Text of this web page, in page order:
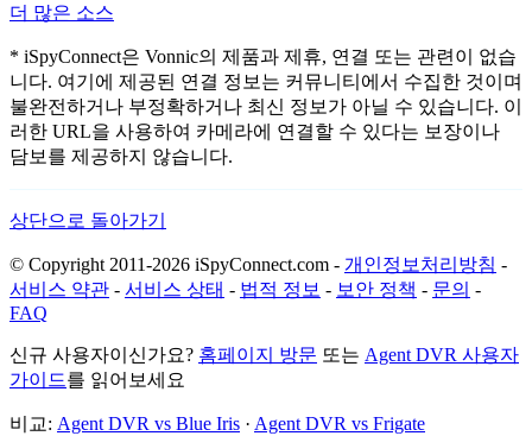
더 많은 소스
* iSpyConnect은 Vonnic의 제품과 제휴, 연결 또는 관련이 없습
니다. 여기에 제공된 연결 정보는 커뮤니티에서 수집한 것이며
불완전하거나 부정확하거나 최신 정보가 아닐 수 있습니다. 이
러한 URL을 사용하여 카메라에 연결할 수 있다는 보장이나
담보를 제공하지 않습니다.
상단으로 돌아가기
© Copyright 2011-2026 iSpyConnect.com - 개인정보처리방침 -
서비스 약관 - 서비스 상태 - 법적 정보 - 보안 정책 - 문의 -
FAQ
신규 사용자이신가요? 홈페이지 방문 또는 Agent DVR 사용자
가이드를 읽어보세요
비교: Agent DVR vs Blue Iris · Agent DVR vs Frigate